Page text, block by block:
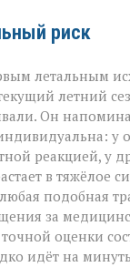
риск
летальным
летний
Он
у
реакцией, у
в тяжёлое
подобная
за
оценки
идёт на